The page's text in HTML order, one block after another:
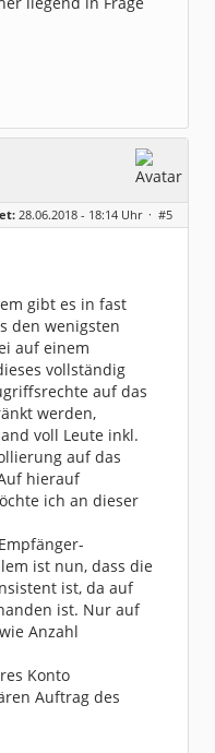
28.06.2018 - 18:14 Uhr · #5
gibt es in fast
den wenigsten
auf einem
vollständig
auf das
werden,
voll Leute inkl.
auf das
hierauf
ich an dieser
ist nun, dass die
ist, da auf
ist. Nur auf
Anzahl
Konto
Auftrag des